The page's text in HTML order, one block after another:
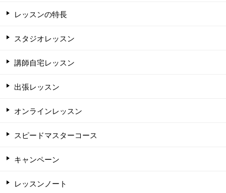
レッスンの特長
スタジオレッスン
講師自宅レッスン
出張レッスン
オンラインレッスン
スピードマスターコース
キャンペーン
レッスンノート